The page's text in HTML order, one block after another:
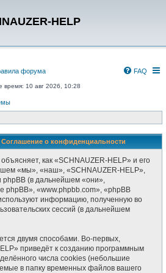
HELP
форума FAQ
время: 10 авг 2026, 10:28
Соглашение о конфиденциальности
как «SCHNAUZER-HELP» и его
«мы», «наш», «SCHNAUZER-HELP»,
phpBB (в дальнейшем «они»,
phpBB», «www.phpbb.com», «phpBB
информацию, полученную во
сессий (в дальнейшем
двумя способами. Во-первых,
приведёт к созданию программным
числа cookies (небольшие
в папку временных файлов вашего